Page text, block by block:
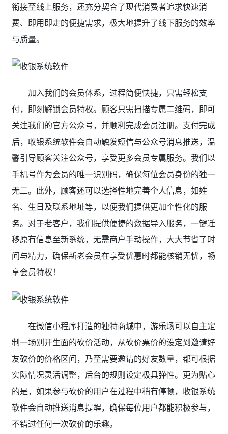
衔接至线上服务，还充分契合了现代消费者追求快速消
费、即用即走的便捷需求，极大地提升了线下服务的效率
与质量。
加入我们的会员体系，过程简便快捷，只需轻松支
付，即刻解锁会员特权。顾客只需扫描专属二维码，即可
关注我们的官方公众号，并顺利完成会员注册。支付完成
后，收银系统软件会自动触发短信与公众号消息推送，温
馨引导顾客关注公众号，享受更多会员专属服务。我们以
手机号作为会员的唯一识别码，确保每位会员身份的独一
无二。此外，顾客还可以选择性地完善个人信息，如姓
名、生日及联系地址等，以便我们提供更加个性化的服
务。对于老客户，我们提供便捷的数据导入服务，一键迁
移原有信息至新系统，无需商户手动操作，大大节省了时
间与精力，确保新老会员在享受优惠时都能核销无忧，畅
享会员特权！
在微信小程序打造的独特商城中，游乐场可以自主定
制一场别开生面的砍价活动，从砍价票价的设定到邀请好
友砍价的价格区间，乃至需要邀请的好友数量，都可根据
实际情况灵活调整，后台的规则设定极具弹性。更为贴心
的是，如果参与砍价的用户在过程中稍有停顿，收银系统
软件会自动推送消息提醒，确保每位用户都能积极参与，
不错过任何一次砍价的乐趣。